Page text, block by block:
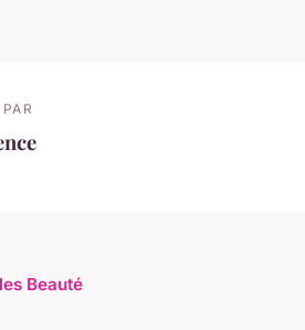
Beauté